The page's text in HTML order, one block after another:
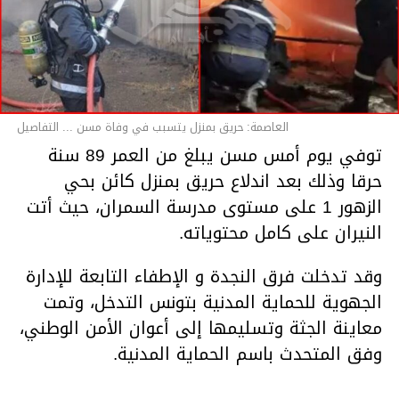
العاصمة: حريق بمنزل يتسبب في وفاة مسن ... التفاصيل
توفي يوم أمس مسن يبلغ من العمر 89 سنة
حرقا وذلك بعد اندلاع حريق بمنزل كائن بحي
الزهور 1 على مستوى مدرسة السمران، حيث أتت
النيران على كامل محتوياته.
وقد تدخلت فرق النجدة و الإطفاء التابعة للإدارة
الجهوية للحماية المدنية بتونس التدخل، وتمت
معاينة الجثة وتسليمها إلى أعوان الأمن الوطني،
وفق المتحدث باسم الحماية المدنية.